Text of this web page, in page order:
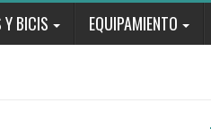
Y BICIS EQUIPAMIENTO